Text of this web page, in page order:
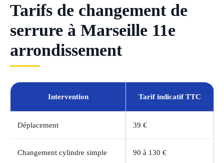
Tarifs de changement de
serrure à Marseille 11e
arrondissement
Intervention Tarif indicatif TTC
Déplacement 39 €
Changement cylindre simple 90 à 130 €